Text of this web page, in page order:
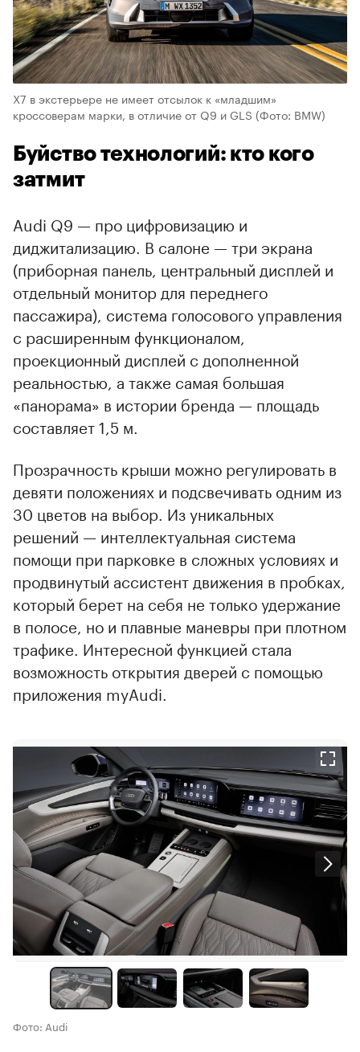
X7 в экстерьере не имеет отсылок к «младшим»
кроссоверам марки, в отличие от Q9 и GLS (Фото: BMW)
Буйство технологий: кто кого
затмит
Audi Q9 — про цифровизацию и
диджитализацию. В салоне — три экрана
(приборная панель, центральный дисплей и
отдельный монитор для переднего
пассажира), система голосового управления
с расширенным функционалом,
проекционный дисплей с дополненной
реальностью, а также самая большая
«панорама» в истории бренда — площадь
составляет 1,5 м.
Прозрачность крыши можно регулировать в
девяти положениях и подсвечивать одним из
30 цветов на выбор. Из уникальных
решений — интеллектуальная система
помощи при парковке в сложных условиях и
продвинутый ассистент движения в пробках,
который берет на себя не только удержание
в полосе, но и плавные маневры при плотном
трафике. Интересной функцией стала
возможность открытия дверей с помощью
приложения myAudi.
Фото: Audi